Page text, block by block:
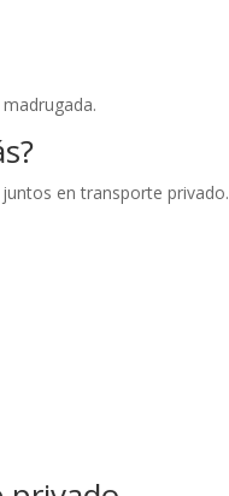
en transporte privado.